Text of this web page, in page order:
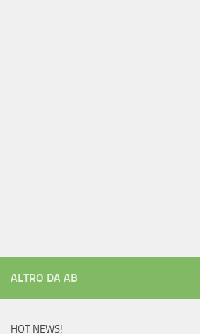
ALTRO DA AB
HOT NEWS!